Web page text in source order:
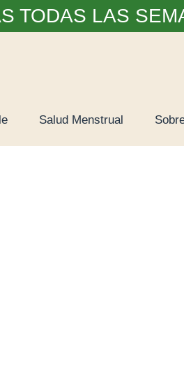
TODAS LAS
Salud Menstrual